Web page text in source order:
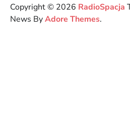
Copyright © 2026 RadioSpacja
News ByAdore Themes.